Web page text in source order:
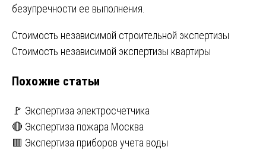
безупречности ее выполнения.
Навигация
записям
Стоимость независимой строительной экспертизы
Стоимость независимой экспертизы квартиры
Похожие статьи
🚩 Экспертиза электросчетчика
🔴 Экспертиза пожара Москва
🟥 Экспертиза приборов учета воды